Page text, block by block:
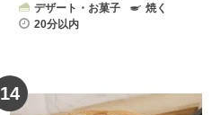
デザート・お菓子
焼く
20分以内
14